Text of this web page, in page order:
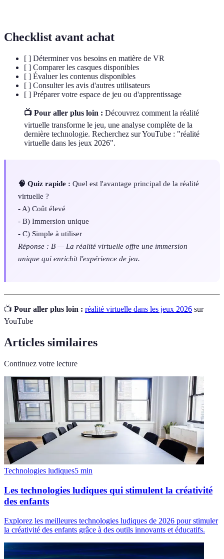
Checklist avant achat
[ ] Déterminer vos besoins en matière de VR
[ ] Comparer les casques disponibles
[ ] Évaluer les contenus disponibles
[ ] Consulter les avis d'autres utilisateurs
[ ] Préparer votre espace de jeu ou d'apprentissage
📺 Pour aller plus loin : Découvrez comment la réalité
virtuelle transforme le jeu, une analyse complète de la
dernière technologie. Recherchez sur YouTube : "réalité
virtuelle dans les jeux 2026".
🧠 Quiz rapide : Quel est l'avantage principal de la réalité
virtuelle ?
- A) Coût élevé
- B) Immersion unique
- C) Simple à utiliser
Réponse : B — La réalité virtuelle offre une immersion
unique qui enrichit l'expérience de jeu.
📺 Pour aller plus loin : réalité virtuelle dans les jeux 2026 sur
YouTube
Articles similaires
Continuez votre lecture
Technologies ludiques5 min
Les technologies ludiques qui stimulent la créativité
des enfants
Explorez les meilleures technologies ludiques de 2026 pour stimuler
la créativité des enfants grâce à des outils innovants et éducatifs.